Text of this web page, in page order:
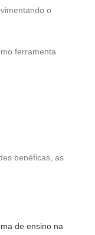
o
ferramenta
benéficas, as
de ensino na